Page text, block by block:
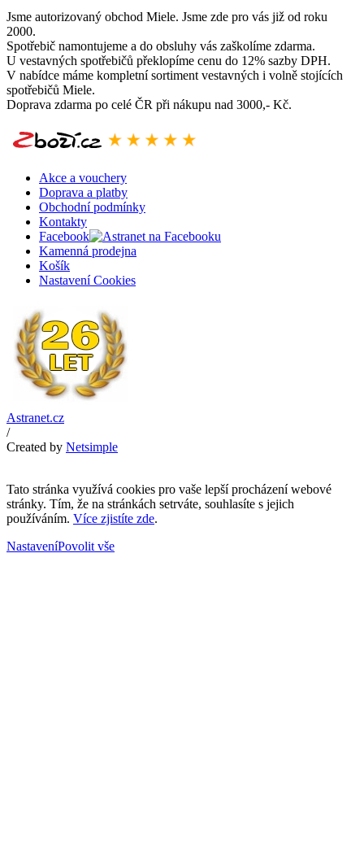
Jsme autorizovaný obchod Miele. Jsme zde pro vás již od roku
2000.
Spotřebič namontujeme a do obsluhy vás zaškolíme zdarma.
U vestavných spotřebičů překlopíme cenu do 12% sazby DPH.
V nabídce máme kompletní sortiment vestavných i volně stojících
spotřebičů Miele.
Doprava zdarma po celé ČR při nákupu nad 3000,- Kč.
Akce a vouchery
Doprava a platby
Obchodní podmínky
Kontakty
Facebook
Kamenná prodejna
Košík
Nastavení Cookies
Astranet.cz
/
Created by Netsimple
Tato stránka využívá cookies pro vaše lepší procházení webové
stránky. Tím, že na stránkách setrváte, souhlasíte s jejich
používáním. Více zjistíte zde.
NastaveníPovolit vše